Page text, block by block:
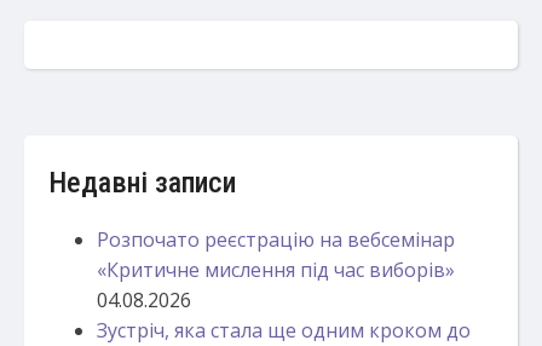
Недавні записи
Розпочато реєстрацію на вебсемінар
«Критичне мислення під час виборів»
04.08.2026
Зустріч, яка стала ще одним кроком до